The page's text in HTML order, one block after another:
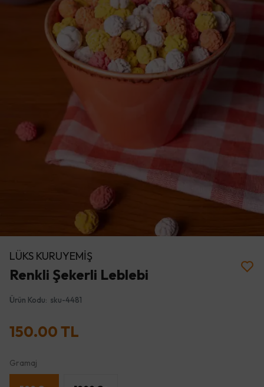
LÜKS KURUYEMİŞ
Renkli Şekerli Leblebi
Ürün Kodu: sku-4481
150.00 TL
Gramaj